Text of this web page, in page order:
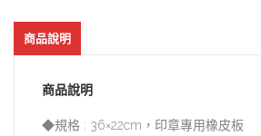
商品說明
商品說明
◆規格 : 36×22cm，印章專用橡皮板